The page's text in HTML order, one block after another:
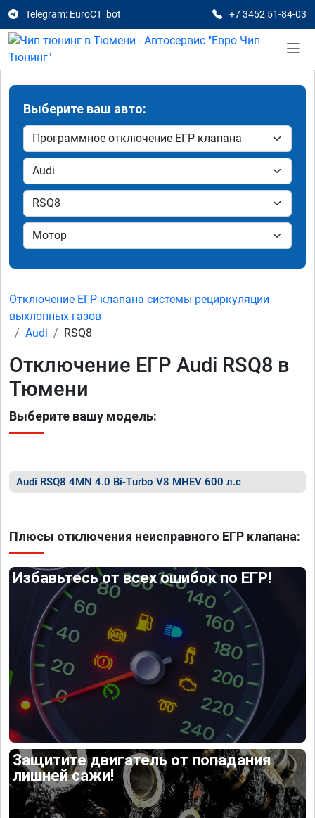
Telegram: EuroCT_bot +7 3452 51-84-03
Выберите ваш авто:
Отключение ЕГР клапана системы рециркуляции
выхлопных газов
Audi
RSQ8
Отключение ЕГР Audi RSQ8 в
Тюмени
Выберите вашу модель:
Audi RSQ8 4MN 4.0 Bi-Turbo V8 MHEV 600 л.с
Плюсы отключения неисправного ЕГР клапана:
Избавьтесь от всех ошибок по ЕГР!
Защитите двигатель от попадания
лишней сажи!